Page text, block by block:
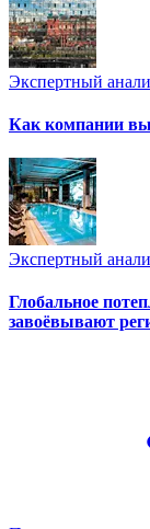
Экспертный
Как компании
Экспертный
Глобальное
завоёвывают